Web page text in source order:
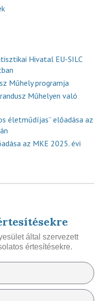
Hivatal EU-SILC
Műhely programja
Műhelyen való
életműdíjas” előadása az
az MKE 2025. évi
által szervezett
értesítésekre.